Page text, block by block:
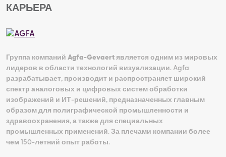
КАРЬЕРА
Группа компаний Agfa-Gevaert является одним из мировых
лидеров в области технологий визуализации. Agfa
разрабатывает, производит и распространяет широкий
спектр аналоговых и цифровых систем обработки
изображений и ИТ-решений, предназначенных главным
образом для полиграфической промышленности и
здравоохранения, а также для специальных
промышленных применений. За плечами компании более
чем 150-летний опыт работы.